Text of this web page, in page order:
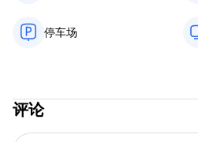
停车场
评论